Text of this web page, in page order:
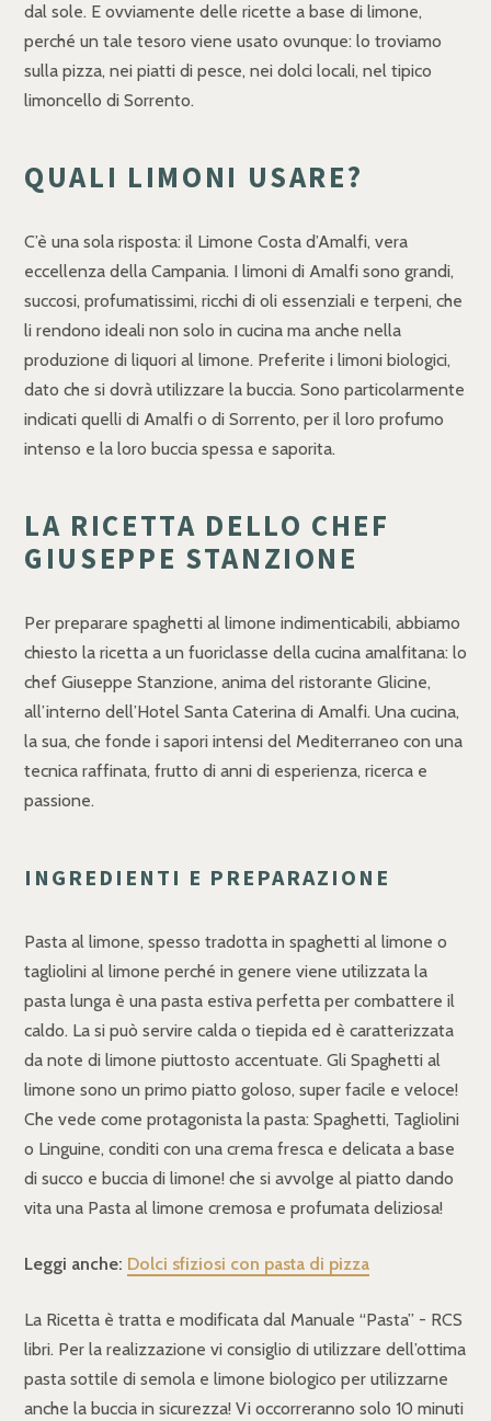
dal sole. E ovviamente delle ricette a base di limone,
perché un tale tesoro viene usato ovunque: lo troviamo
sulla pizza, nei piatti di pesce, nei dolci locali, nel tipico
limoncello di Sorrento.
QUALI LIMONI USARE?
C’è una sola risposta: il Limone Costa d’Amalfi, vera
eccellenza della Campania. I limoni di Amalfi sono grandi,
succosi, profumatissimi, ricchi di oli essenziali e terpeni, che
li rendono ideali non solo in cucina ma anche nella
produzione di liquori al limone. Preferite i limoni biologici,
dato che si dovrà utilizzare la buccia. Sono particolarmente
indicati quelli di Amalfi o di Sorrento, per il loro profumo
intenso e la loro buccia spessa e saporita.
LA RICETTA DELLO CHEF
GIUSEPPE STANZIONE
Per preparare spaghetti al limone indimenticabili, abbiamo
chiesto la ricetta a un fuoriclasse della cucina amalfitana: lo
chef Giuseppe Stanzione, anima del ristorante Glicine,
all’interno dell’Hotel Santa Caterina di Amalfi. Una cucina,
la sua, che fonde i sapori intensi del Mediterraneo con una
tecnica raffinata, frutto di anni di esperienza, ricerca e
passione.
INGREDIENTI E PREPARAZIONE
Pasta al limone, spesso tradotta in spaghetti al limone o
tagliolini al limone perché in genere viene utilizzata la
pasta lunga è una pasta estiva perfetta per combattere il
caldo. La si può servire calda o tiepida ed è caratterizzata
da note di limone piuttosto accentuate. Gli Spaghetti al
limone sono un primo piatto goloso, super facile e veloce!
Che vede come protagonista la pasta: Spaghetti, Tagliolini
o Linguine, conditi con una crema fresca e delicata a base
di succo e buccia di limone! che si avvolge al piatto dando
vita una Pasta al limone cremosa e profumata deliziosa!
Leggi anche: Dolci sfiziosi con pasta di pizza
La Ricetta è tratta e modificata dal Manuale “Pasta” - RCS
libri. Per la realizzazione vi consiglio di utilizzare dell’ottima
pasta sottile di semola e limone biologico per utilizzarne
anche la buccia in sicurezza! Vi occorreranno solo 10 minuti